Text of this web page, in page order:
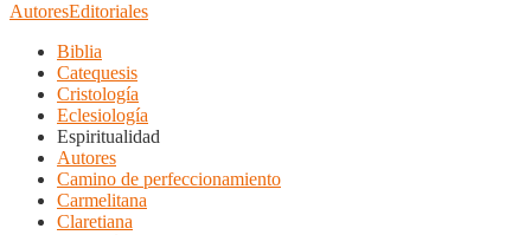
AutoresEditoriales
Biblia
Catequesis
Cristología
Eclesiología
Espiritualidad
Autores
Camino de perfeccionamiento
Carmelitana
Claretiana